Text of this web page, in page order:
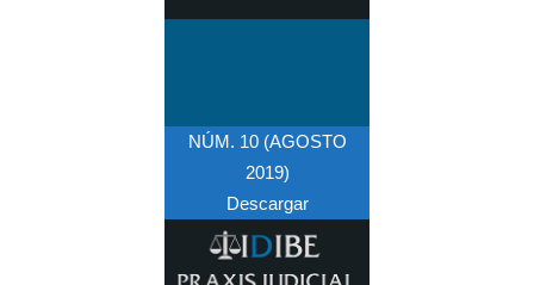
NÚM. 10 (AGOSTO
2019)
Descargar